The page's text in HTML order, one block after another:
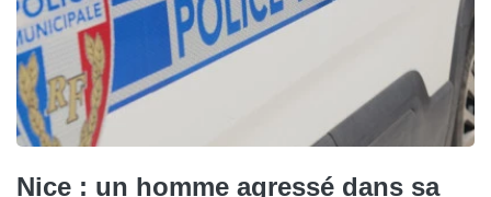
Nice : un homme agressé dans sa